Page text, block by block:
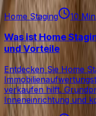
Home Staging 10
Was ist Home
und Vorteile
Entdecken Sie Home
verkaufen hilft.
Inneneinrichtung und